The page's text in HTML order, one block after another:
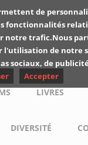
Yuyine
LIVRES
DIVERSITÉ
de
fonctionnalités
notre trafic.Nous
l'utilisation de notre
sociaux, de
Accepter